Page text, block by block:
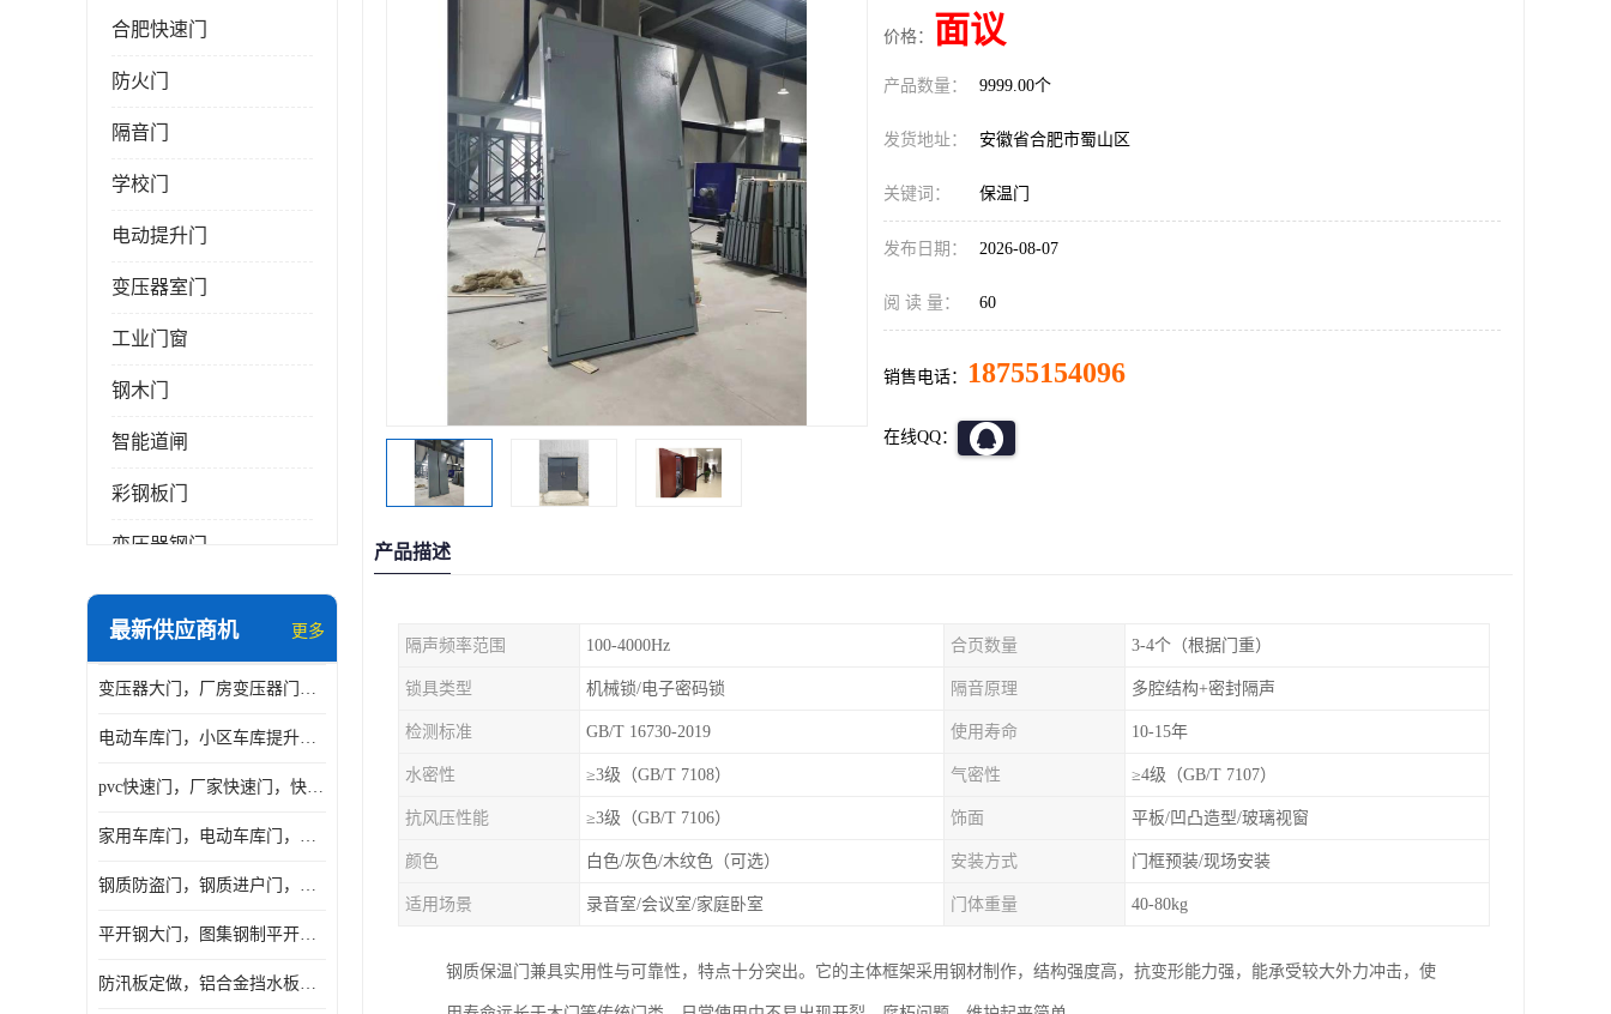
合肥快速门
防火门
隔音门
学校门
电动提升门
变压器室门
工业门窗
钢木门
智能道闸
彩钢板门
变压器钢门
非标门
抗爆门
快速门
最新供应商机 更多
变压器大门，厂房变压器门，配电所钢大门，变压器室钢大门
电动车库门，小区车库提升门，安徽提升门厂家，工业滑升门
pvc快速门，厂家快速门，快速卷帘门，感应快速门
家用车库门，电动车库门，车库滑升门，车库门安装
钢质防盗门，钢质进户门，钢质非标门厂家
平开钢大门，图集钢制平开门，厂房平开大门
防汛板定做，铝合金挡水板门，地库挡水板
价格： 面议
产品数量： 9999.00个
发货地址： 安徽省合肥市蜀山区
关键词： 保温门
发布日期： 2026-08-07
阅 读 量： 60
销售电话： 18755154096
在线QQ：
产品描述
隔声频率范围 100-4000Hz 合页数量 3-4个（根据门重）
锁具类型 机械锁/电子密码锁 隔音原理 多腔结构+密封隔声
检测标准 GB/T 16730-2019 使用寿命 10-15年
水密性 ≥3级（GB/T 7108） 气密性 ≥4级（GB/T 7107）
抗风压性能 ≥3级（GB/T 7106） 饰面 平板/凹凸造型/玻璃视窗
颜色 白色/灰色/木纹色（可选） 安装方式 门框预装/现场安装
适用场景 录音室/会议室/家庭卧室 门体重量 40-80kg
钢质保温门兼具实用性与可靠性，特点十分突出。它的主体框架采用钢材制作，结构强度高，抗变形能力强，能承受较大外力冲击，使